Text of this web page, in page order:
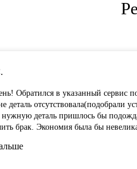
Обратился в указанный сервис
деталь отсутствовала(подобрали
нужную деталь пришлось бы
брак. Экономия была бы